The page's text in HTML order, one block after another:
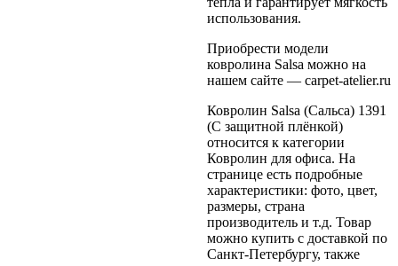
использования.
Приобрести модели
ковролина Salsa можно на
нашем сайте — carpet-atelier.ru
Ковролин Salsa (Сальса) 1391
(C защитной плёнкой)
относится к категории
Ковролин для офиса. На
странице есть подробные
характеристики: фото, цвет,
размеры, страна
производитель и т.д. Товар
можно купить с доставкой по
Санкт-Петербургу, также